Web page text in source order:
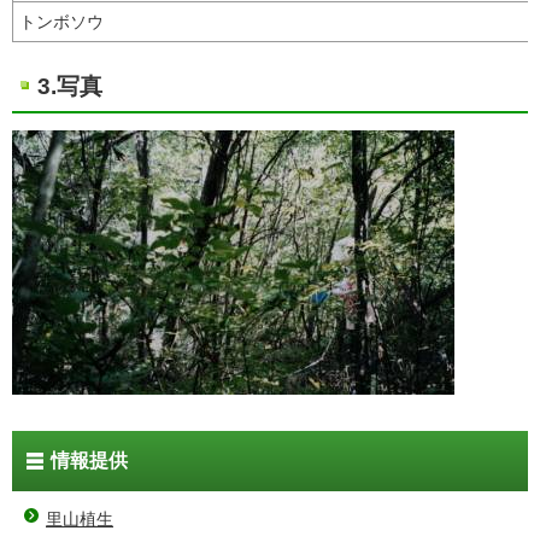
トンボソウ
3.写真
情報提供
里山植生